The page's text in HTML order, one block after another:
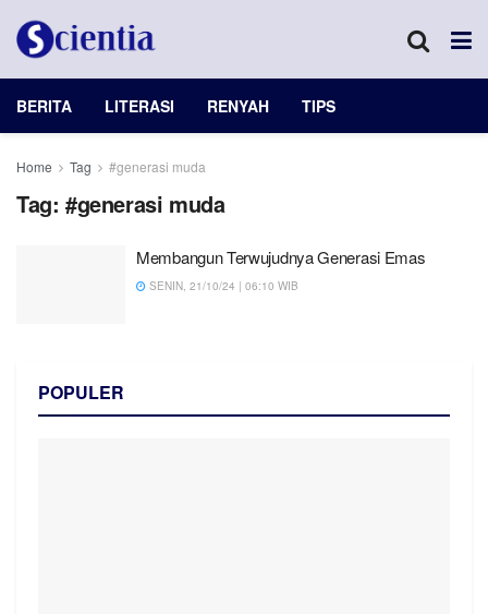
BERITA LITERASI RENYAH TIPS
Home Tag #generasi muda
Tag: #generasi muda
Membangun Terwujudnya Generasi Emas
SENIN, 21/10/24 | 06:10 WIB
POPULER